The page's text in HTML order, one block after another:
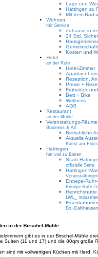
Lage und
Hattingen zu
Mit dem Rad
Wohnen
mit Service
Zuhause in
24 Std.
Kosten und
Hotel
an der Ruhr
Hotel-Zimmer
Apartment
Rezeption,
Preise +
Frühstück
Bett + Bike
Wellness
AGB
Restaurant
an der Mühle
Veranstaltungs-Räume
Business & Art
Betriebliche
Aktuelle
Kunst am Fluss
Hattingen
hat viel zu Bieten
Stadt
offizielle Seite
Hattingen-
Ennepe-
Ennepe-Ruhr-
Henrichshütte
LWL_
Bo.-Dahlhausen
in der Birschel-Mühle
gibt es in der Birschel-Mühle
Suiten (11 und 17) und die 80qm große
sind mit vollwertigen Küchen mit Herd,